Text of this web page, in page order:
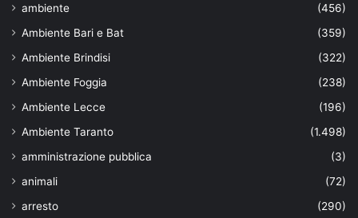
ambiente
(456)
Ambiente Bari e Bat
(359)
Ambiente Brindisi
(322)
Ambiente Foggia
(238)
Ambiente Lecce
(196)
Ambiente Taranto
(1.498)
amministrazione pubblica
(3)
animali
(72)
arresto
(290)